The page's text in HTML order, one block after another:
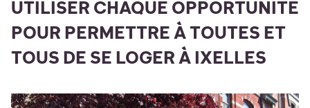
UTILISER CHAQUE OPPORTUNITÉ
POUR PERMETTRE À TOUTES ET
TOUS DE SE LOGER À IXELLES